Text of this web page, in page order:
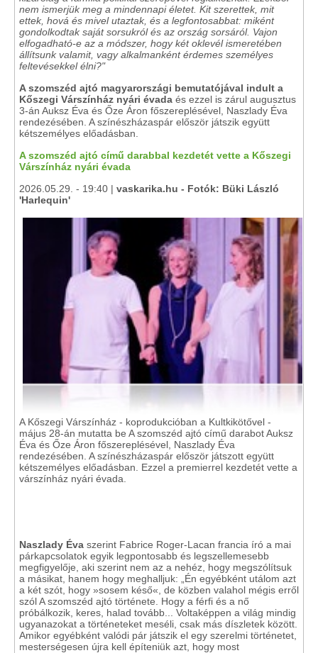
nem ismerjük meg a mindennapi életet. Kit szerettek, mit
ettek, hová és mivel utaztak, és a legfontosabbat: miként
gondolkodtak saját sorsukról és az ország sorsáról. Vajon
elfogadható-e az a módszer, hogy két oklevél ismeretében
állítsunk valamit, vagy alkalmanként érdemes személyes
feltevésekkel élni?"
A szomszéd ajtó magyarországi bemutatójával indult a
Kőszegi Várszínház nyári évada és ezzel is zárul augusztus
3-án Auksz Éva és Őze Áron főszereplésével, Naszlady Éva
rendezésében. A színészházaspár először játszik együtt
kétszemélyes előadásban.
A szomszéd ajtó című darabbal kezdetét vette a Kőszegi
Várszínház nyári évada
2026.05.29. - 19:40 | vaskarika.hu - Fotók: Büki László
'Harlequin'
A Kőszegi Várszínház - koprodukcióban a Kultkikötővel -
május 28-án mutatta be A szomszéd ajtó című darabot Auksz
Éva és Őze Áron főszereplésével, Naszlady Éva
rendezésében. A színészházaspár először játszott együtt
kétszemélyes előadásban. Ezzel a premierrel kezdetét vette a
várszínház nyári évada.
Naszlady Éva szerint Fabrice Roger-Lacan francia író a mai
párkapcsolatok egyik legpontosabb és legszellemesebb
megfigyelője, aki szerint nem az a nehéz, hogy megszólítsuk
a másikat, hanem hogy meghalljuk: „Én egyébként utálom azt
a két szót, hogy »sosem késő«, de közben valahol mégis erről
szól A szomszéd ajtó története. Hogy a férfi és a nő
próbálkozik, keres, halad tovább... Voltaképpen a világ mindig
ugyanazokat a történeteket meséli, csak más díszletek között.
Amikor egyébként valódi pár játszik el egy szerelmi történetet,
mesterségesen újra kell építeniük azt, hogy most